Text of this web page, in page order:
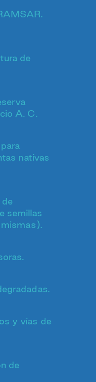
de
A. C.
nativas
semillas
y vías de
de